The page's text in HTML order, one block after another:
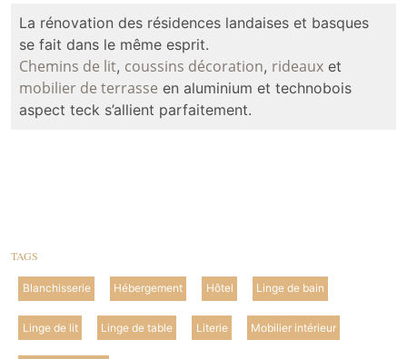
La rénovation des résidences landaises et basques
se fait dans le même esprit.
Chemins de lit, coussins décoration, rideaux et
mobilier de terrasse en aluminium et technobois
aspect teck s’allient parfaitement.
TAGS
Blanchisserie Hébergement Hôtel Linge de bain
Linge de lit Linge de table Literie Mobilier intérieur